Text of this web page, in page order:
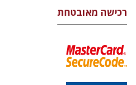
רכישה מאובטחת